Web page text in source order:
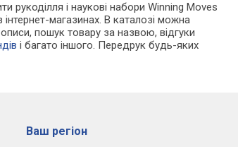
рукоділля і наукові набори Winning Moves
магазинах. В каталозі можна
пошук товару за назвою, відгуки
і багато іншого. Передрук будь-яких
Ваш регіон